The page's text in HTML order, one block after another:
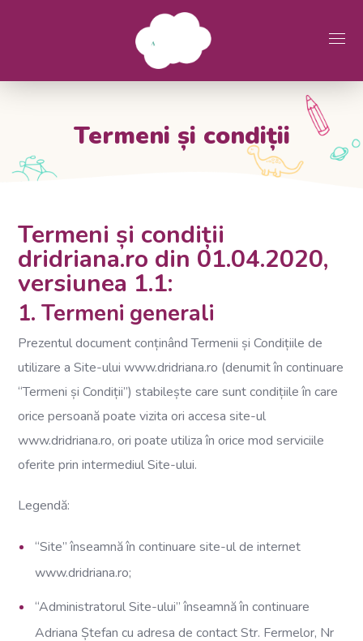
Termeni și condiții
Termeni și condiții
dridriana.ro din 01.04.2020,
versiunea 1.1:
1. Termeni generali
Prezentul document conținând Termenii și Condițiile de
utilizare a Site-ului www.dridriana.ro (denumit în continuare
“Termeni și Condiții”) stabilește care sunt condițiile în care
orice persoană poate vizita ori accesa site-ul
www.dridriana.ro, ori poate utiliza în orice mod serviciile
oferite prin intermediul Site-ului.
Legendă:
“Site” înseamnă în continuare site-ul de internet
www.dridriana.ro;
“Administratorul Site-ului” înseamnă în continuare
Adriana Ștefan cu adresa de contact Str. Fermelor, Nr